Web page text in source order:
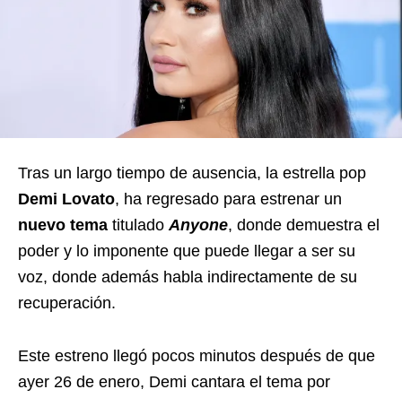
Tras un largo tiempo de ausencia, la estrella pop
Demi Lovato, ha regresado para estrenar un
nuevo tema tituladoAnyone, donde demuestra el
poder y lo imponente que puede llegar a ser su
voz, donde además habla indirectamente de su
recuperación.
Este estreno llegó pocos minutos después de que
ayer 26 de enero, Demi cantara el tema por